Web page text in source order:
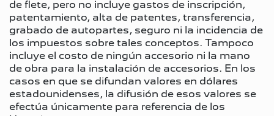
de flete, pero no incluye gastos de inscripción,
patentamiento, alta de patentes, transferencia,
grabado de autopartes, seguro ni la incidencia de
los impuestos sobre tales conceptos. Tampoco
incluye el costo de ningún accesorio ni la mano
de obra para la instalación de accesorios. En los
casos en que se difundan valores en dólares
estadounidenses, la difusión de esos valores se
efectúa únicamente para referencia de los